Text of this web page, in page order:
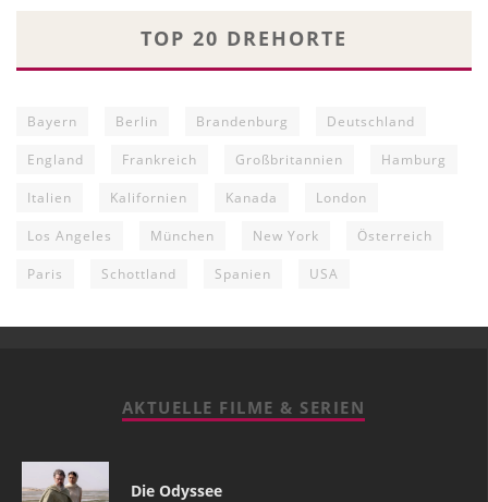
TOP 20 DREHORTE
Bayern Berlin Brandenburg Deutschland
England Frankreich Großbritannien Hamburg
Italien Kalifornien Kanada London
Los Angeles München New York Österreich
Paris Schottland Spanien USA
AKTUELLE FILME & SERIEN
Die Odyssee